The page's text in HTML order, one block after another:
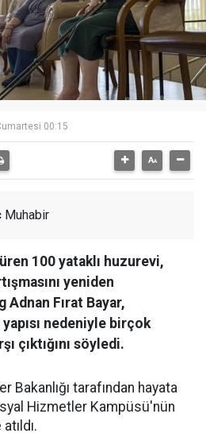
00:15
Muhabir
100 yataklı huzurevi,
yeniden
Fırat Bayar,
nedeniyle birçok
çıktığını söyledi.
Bakanlığı tarafından hayata
Hizmetler Kampüsü'nün